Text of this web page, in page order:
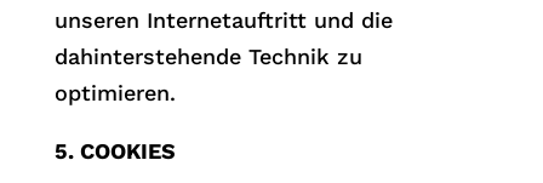
unseren Internetauftritt und die
dahinterstehende Technik zu
optimieren.
5. COOKIES